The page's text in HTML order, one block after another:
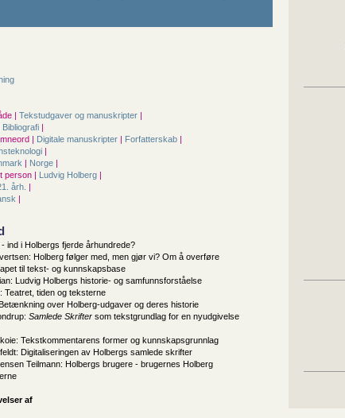
| Tekstudgaver og manuskripter |
Bibliografi |
| Digitale manuskripter | Forfatterskab |
|
| Norge |
person | Ludvig Holberg |
årh. |
|
- ind i Holbergs fjerde århundrede?
Holberg følger med, men gjør vi? Om å overføre
til tekst- og kunnskapsbase
Ludvig Holbergs historie- og samfunnsforståelse
Teatret, tiden og teksterne
over Holberg-udgaver og deres historie
Samlede Skrifter som tekstgrundlag for en nyudgivelse
Tekstkommentarens former og kunnskapsgrunnlag
Digitaliseringen av Holbergs samlede skrifter
Teilmann: Holbergs brugere - brugernes Holberg
af